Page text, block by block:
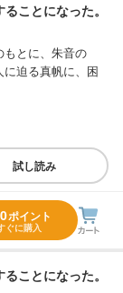
ことになった。
とに、朱音の
迫る真帆に、困
試し読み
ポイント
ぐに購入
ことになった。